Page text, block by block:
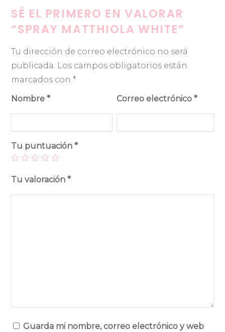
SÉ EL PRIMERO EN VALORAR
“SPRAY MATTHIOLA WHITE”
Tu dirección de correo electrónico no será
publicada. Los campos obligatorios están
marcados con *
Nombre* Correo electrónico*
Tu puntuación*
Tu valoración*
Guarda mi nombre, correo electrónico y web